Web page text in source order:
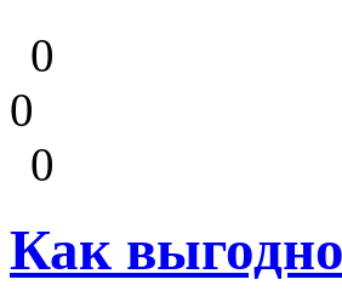
0
0
0
Как